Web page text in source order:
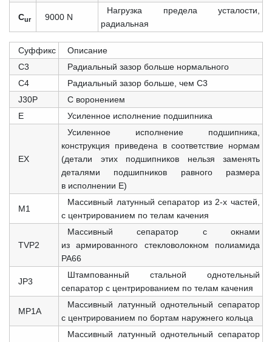
Cur 9000 N
Нагрузка предела усталости,
радиальная
Суффикс
Описание
С3
Радиальный зазор больше нормального
C4
Радиальный зазор больше, чем C3
J30P
С воронением
E
Усиленное исполнение подшипника
EX
Усиленное исполнение подшипника,
конструкция приведена в соответствие нормам
(детали этих подшипников нельзя заменять
деталями подшипников равного размера
в исполнении E)
M1
Массивный латунный сепаратор из 2-х частей,
с центрированием по телам качения
TVP2
Массивный сепаратор с окнами
из армированного стекловолокном полиамида
PA66
JP3
Штампованный стальной однотельный
сепаратор с центрированием по телам качения
MP1A
Массивный латунный однотельный сепаратор
с центрированием по бортам наружнего кольца
Массивный латунный однотельный сепаратор